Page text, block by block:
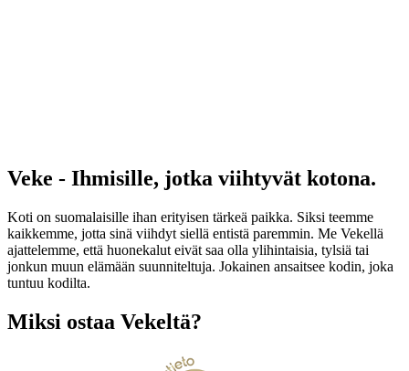
Veke - Ihmisille, jotka viihtyvät kotona.
Koti on suomalaisille ihan erityisen tärkeä paikka. Siksi teemme
kaikkemme, jotta sinä viihdyt siellä entistä paremmin. Me Vekellä
ajattelemme, että huonekalut eivät saa olla ylihintaisia, tylsiä tai
jonkun muun elämään suunniteltuja. Jokainen ansaitsee kodin, joka
tuntuu kodilta.
Miksi ostaa Vekeltä?